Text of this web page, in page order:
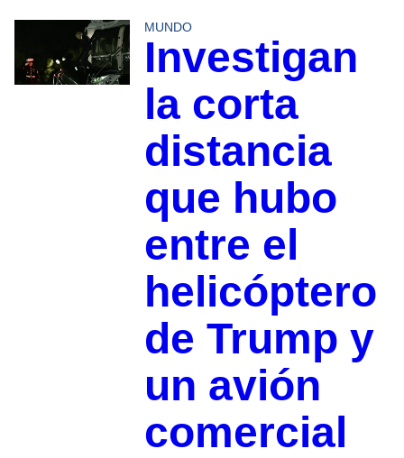
MUNDO
Investigan
la corta
distancia
que hubo
entre el
helicóptero
de Trump y
un avión
comercial